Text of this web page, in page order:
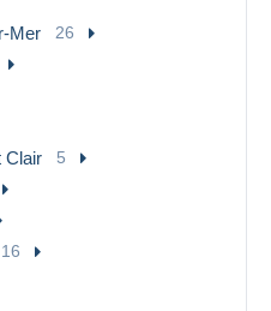
Mer 26
Clair 5
16